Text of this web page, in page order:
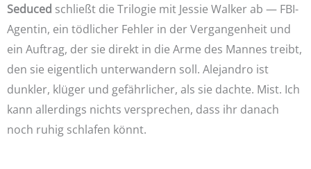
Seduced schließt die Trilogie mit Jessie Walker ab — FBI-
Agentin, ein tödlicher Fehler in der Vergangenheit und
ein Auftrag, der sie direkt in die Arme des Mannes treibt,
den sie eigentlich unterwandern soll. Alejandro ist
dunkler, klüger und gefährlicher, als sie dachte. Mist. Ich
kann allerdings nichts versprechen, dass ihr danach
noch ruhig schlafen könnt.